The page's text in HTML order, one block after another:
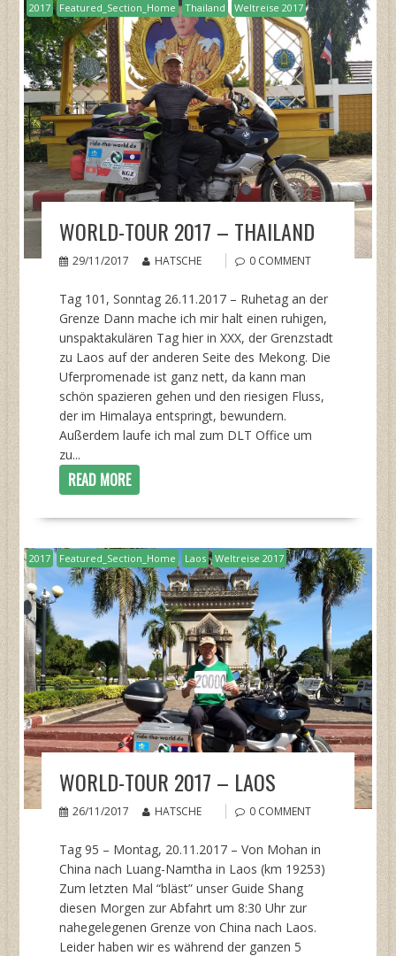
2017 Featured_Section_Home Thailand Weltreise 2017
WORLD-TOUR 2017 – THAILAND
29/11/2017 HATSCHE 0 COMMENT
Tag 101, Sonntag 26.11.2017 – Ruhetag an der
Grenze Dann mache ich mir halt einen ruhigen,
unspaktakulären Tag hier in XXX, der Grenzstadt
zu Laos auf der anderen Seite des Mekong. Die
Uferpromenade ist ganz nett, da kann man
schön spazieren gehen und den riesigen Fluss,
der im Himalaya entspringt, bewundern.
Außerdem laufe ich mal zum DLT Office um
zu...
READ MORE
2017 Featured_Section_Home Laos Weltreise 2017
WORLD-TOUR 2017 – LAOS
26/11/2017 HATSCHE 0 COMMENT
Tag 95 – Montag, 20.11.2017 – Von Mohan in
China nach Luang-Namtha in Laos (km 19253)
Zum letzten Mal “bläst” unser Guide Shang
diesen Morgen zur Abfahrt um 8:30 Uhr zur
nahegelegenen Grenze von China nach Laos.
Leider haben wir es während der ganzen 5